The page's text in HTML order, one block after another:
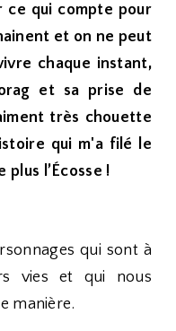
ce qui compte pour
et on ne peut
chaque instant,
et sa prise de
très chouette
qui m'a filé le
l’Écosse !
qui sont à
vies et qui nous
manière.